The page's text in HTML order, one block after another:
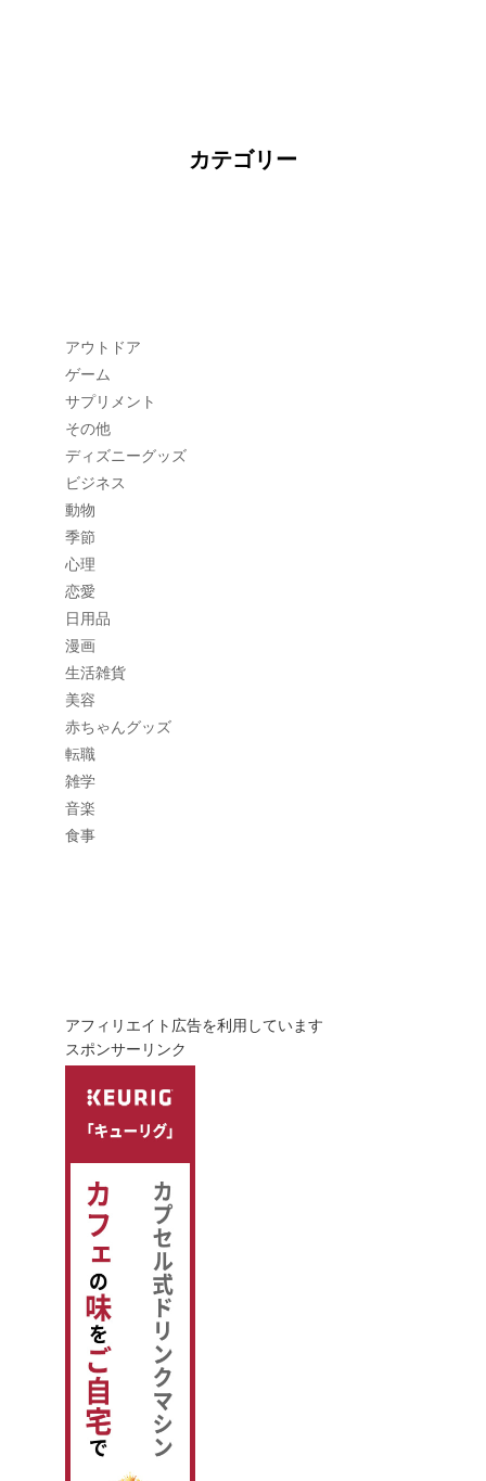
カテゴリー
アウトドア
ゲーム
サプリメント
その他
ディズニーグッズ
ビジネス
動物
季節
心理
恋愛
日用品
漫画
生活雑貨
美容
赤ちゃんグッズ
転職
雑学
音楽
食事
アフィリエイト広告を利用しています
スポンサーリンク